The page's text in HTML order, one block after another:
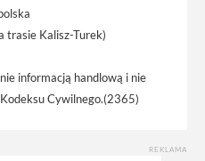
trasie Kalisz-Turek)
informacją handlową i nie
Cywilnego.(2365)
REKLAMA